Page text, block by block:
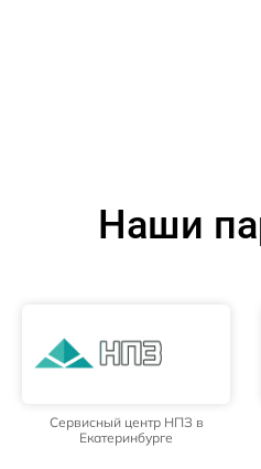
Наши
Сервисный центр НПЗ в
Екатеринбурге